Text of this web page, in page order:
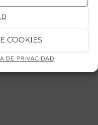
COOKIES
DE PRIVACIDAD